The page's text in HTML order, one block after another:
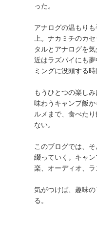
った。
アナログの温もり
上。ナカミチのカ
タルとアナログを
近はラズパイにも
ミングに没頭する時
もうひとつの楽し
味わうキャンプ飯
ルメまで、食べた
ない。
このブログでは、
綴っていく。キャ
楽、オーディオ、
気がつけば、趣味
る。